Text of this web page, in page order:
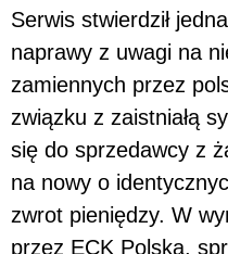
Serwis stwierdził
naprawy z uwagi na
zamiennych przez
związku z zaistniałą
się do sprzedawcy z
na nowy o
zwrot pieniędzy. W
przez ECK Polska,